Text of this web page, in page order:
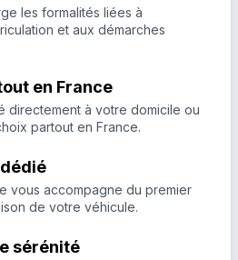
les formalités liées à
et aux démarches
en France
directement à votre domicile ou
partout en France.
vous accompagne du premier
de votre véhicule.
sérénité